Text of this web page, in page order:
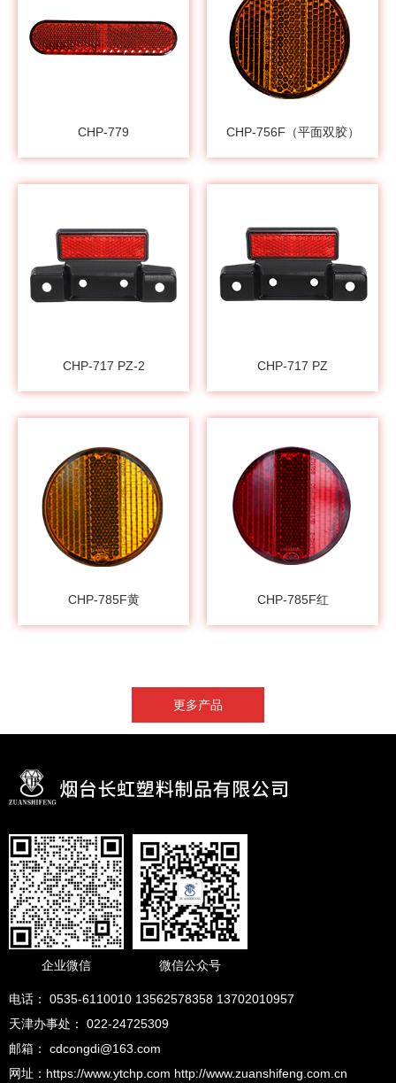
CHP-779 CHP-756F（平面双胶）
CHP-717 PZ-2 CHP-717 PZ
CHP-785F黄 CHP-785F红
更多产品
企业微信 微信公众号
电话： 0535-6110010 13562578358 13702010957
天津办事处： 022-24725309
邮箱： cdcongdi@163.com
网址：https://www.ytchp.com http://www.zuanshifeng.com.cn